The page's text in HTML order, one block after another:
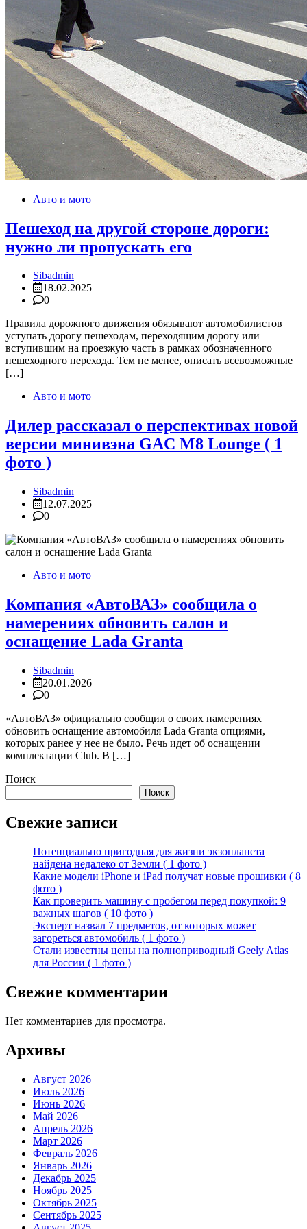
Авто и мото
Пешеход на другой стороне дороги:
нужно ли пропускать его
Sibadmin
18.02.2025
0
Правила дорожного движения обязывают автомобилистов
уступать дорогу пешеходам, переходящим дорогу или
вступившим на проезжую часть в рамках обозначенного
пешеходного перехода. Тем не менее, описать всевозможные
[…]
Авто и мото
Дилер рассказал о перспективах новой
версии минивэна GAC M8 Lounge ( 1
фото )
Sibadmin
12.07.2025
0
Авто и мото
Компания «АвтоВАЗ» сообщила о
намерениях обновить салон и
оснащение Lada Granta
Sibadmin
20.01.2026
0
«АвтоВАЗ» официально сообщил о своих намерениях
обновить оснащение автомобиля Lada Granta опциями,
которых ранее у нее не было. Речь идет об оснащении
комплектации Club. В […]
Поиск
Поиск
Свежие записи
Потенциально пригодная для жизни экзопланета
найдена недалеко от Земли ( 1 фото )
Какие модели iPhone и iPad получат новые прошивки ( 8
фото )
Как проверить машину с пробегом перед покупкой: 9
важных шагов ( 10 фото )
Эксперт назвал 7 предметов, от которых может
загореться автомобиль ( 1 фото )
Стали известны цены на полноприводный Geely Atlas
для России ( 1 фото )
Свежие комментарии
Нет комментариев для просмотра.
Архивы
Август 2026
Июль 2026
Июнь 2026
Май 2026
Апрель 2026
Март 2026
Февраль 2026
Январь 2026
Декабрь 2025
Ноябрь 2025
Октябрь 2025
Сентябрь 2025